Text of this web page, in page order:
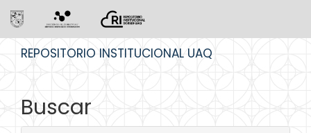
REPOSITORIO INSTITUCIONAL UAQ
Buscar